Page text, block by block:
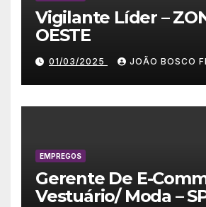
Vigilante Líder –
OESTE
01/03/2025 JOÃO BOSCO
EMPREGOS
Gerente De E-
Vestuário/ Moda –